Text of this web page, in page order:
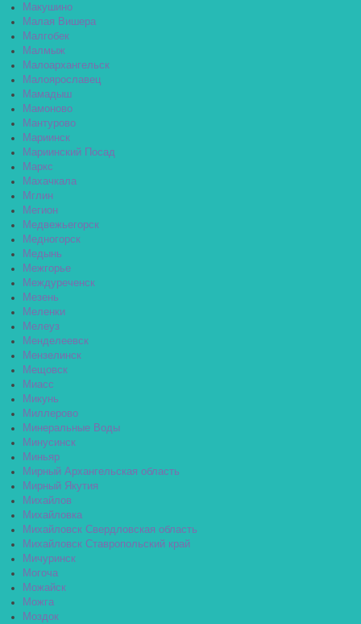
Макушино
Малая Вишера
Малгобек
Малмыж
Малоархангельск
Малоярославец
Мамадыш
Мамоново
Мантурово
Мариинск
Мариинский Посад
Маркс
Махачкала
Мглин
Мегион
Медвежьегорск
Медногорск
Медынь
Межгорье
Междуреченск
Мезень
Меленки
Мелеуз
Менделеевск
Мензелинск
Мещовск
Миасс
Микунь
Миллерово
Минеральные Воды
Минусинск
Миньяр
Мирный Архангельская область
Мирный Якутия
Михайлов
Михайловка
Михайловск Свердловская область
Михайловск Ставропольский край
Мичуринск
Могоча
Можайск
Можга
Моздок